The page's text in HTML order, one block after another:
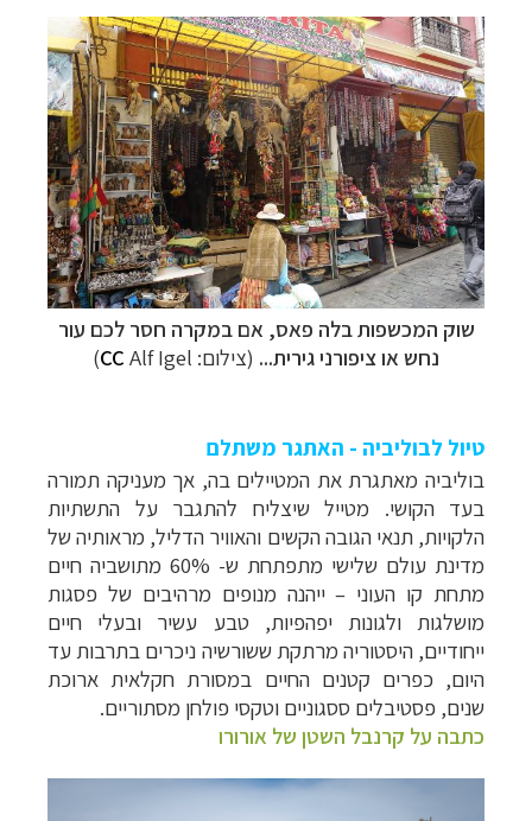
שוק המכשפות בלה פאס, אם במקרה חסר לכם עור
נחש או ציפורני גירית... (צילום: CC Alf Igel)
טיול לבוליביה - האתגר משתלם
בוליביה מאתגרת את המטיילים בה, אך מעניקה תמורה
בעד הקושי. מטייל שיצליח להתגבר על התשתיות
הלקויות, תנאי הגובה הקשים והאוויר הדליל, מראותיה של
מדינת עולם שלישי מתפתחת ש- 60% מתושביה חיים
מתחת קו העוני – ייהנה מנופים מרהיבים של פסגות
מושלגות ולגונות יפהפיות, טבע עשיר ובעלי חיים
ייחודיים, היסטוריה מרתקת ששורשיה ניכרים בתרבות עד
היום, כפרים קטנים החיים במסורת חקלאית ארוכת
שנים, פסטיבלים ססגוניים וטקסי פולחן מסתוריים.
כתבה על קרנבל השטן של אורורו